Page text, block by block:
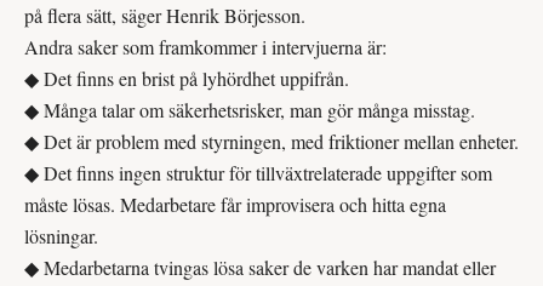
på flera sätt, säger Henrik Börjesson.
Andra saker som framkommer i intervjuerna är:
◆ Det finns en brist på lyhördhet uppifrån.
◆ Många talar om säkerhetsrisker, man gör många misstag.
◆ Det är problem med styrningen, med friktioner mellan enheter.
◆ Det finns ingen struktur för tillväxt­relaterade uppgifter som
måste lösas. Medarbetare får improvisera och hitta egna
lösningar.
◆ Medarbetarna tvingas lösa saker de varken har mandat eller